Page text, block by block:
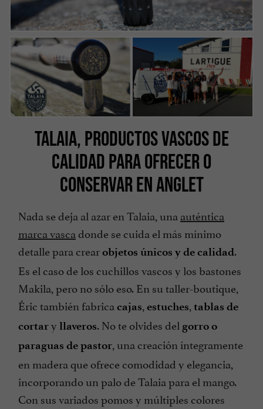
TALAIA, PRODUCTOS VASCOS DE
CALIDAD PARA OFRECER O
CONSERVAR EN ANGLET
Nada se deja al azar en Talaia, una auténtica
marca vascadonde se cuida el más mínimo
detalle para crearobjetos únicos y de calidad.
Es el caso de los cuchillos vascos y los bastones
Makila, pero no sólo eso. En su taller-boutique,
Éric también fabrica cajas, estuches, tablas de
cortary llaveros. No te olvides del gorro o
paraguas de pastor, una creación íntegramente
en madera que ofrece comodidad y elegancia,
incorporando un palo de Talaia para el mango.
Con sus variados pomos y múltiples colores